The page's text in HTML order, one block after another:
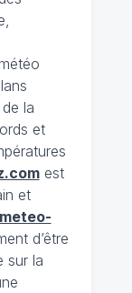
la
et
est
et
meteo-
d’être
sur la